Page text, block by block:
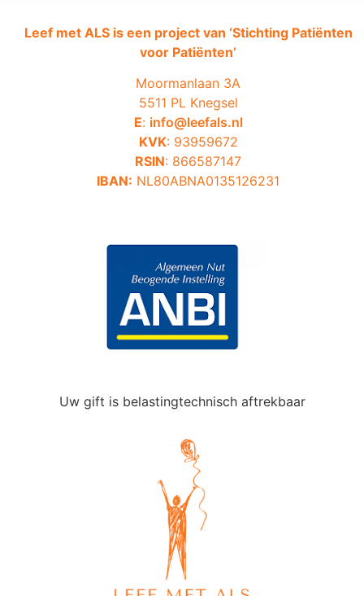
Leef met ALS is een project van ‘Stichting Patiënten
voor Patiënten’
Moormanlaan 3A
5511 PL Knegsel
E: info@leefals.nl
KVK: 93959672
RSIN: 866587147
IBAN: NL80ABNA0135126231
Uw gift is belastingtechnisch aftrekbaar